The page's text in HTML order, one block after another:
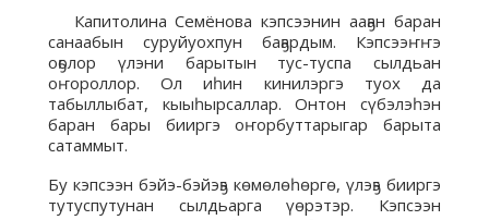
Капитолина Семёнова кэпсээнин ааҕан баран
санаабын суруйуохпун баҕардым. Кэпсээҥҥэ
оҕолор үлэни барытын тус-туспа сылдьан
оҥороллор. Ол иһин кинилэргэ туох да
табыллыбат, кыыһырсаллар. Онтон сүбэлэһэн
баран бары бииргэ оҥорбуттарыгар барыта
сатаммыт.
Бу кэпсээн бэйэ-бэйэҕэ көмөлөһөргө, үлэҕэ бииргэ
тутуспутунан сылдьарга үөрэтэр. Кэпсээн